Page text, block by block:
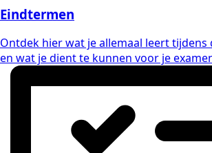
Eindtermen
Ontdek hier wat je allemaal leert tijdens
en wat je dient te kunnen voor je